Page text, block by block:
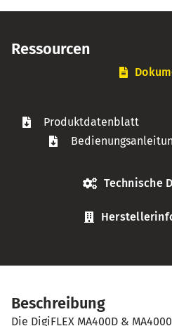
Ressourcen
Produktdatenblatt
Technische
Beschreibung
Die DigiFLEX MA400D &